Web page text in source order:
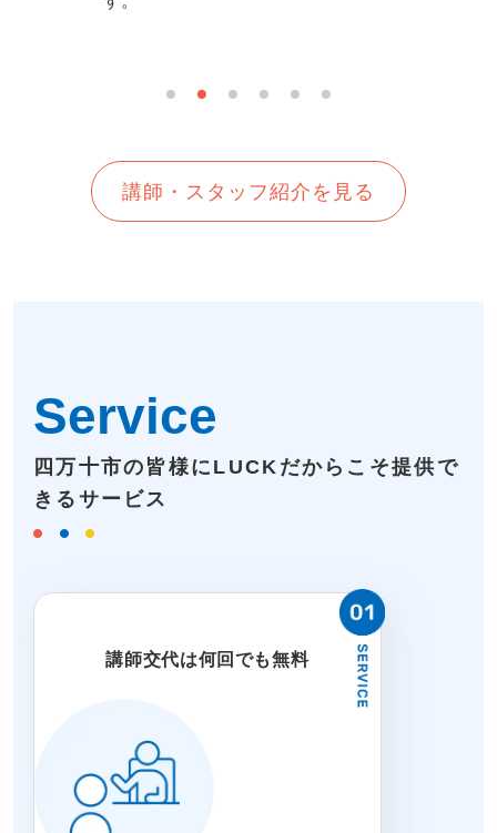
講師・スタッフ紹介を見る
Service
四万十市の皆様にLUCKだからこそ提供で
きるサービス
講師交代は何回でも無料